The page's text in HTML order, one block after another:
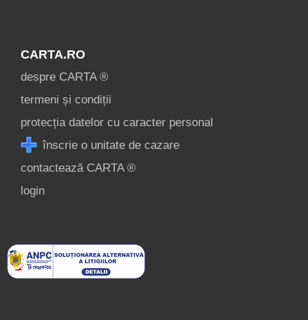
CARTA.RO
despre CARTA ®
termeni și condiții
protecția datelor cu caracter personal
înscrie o unitate de cazare
contactează CARTA ®
login